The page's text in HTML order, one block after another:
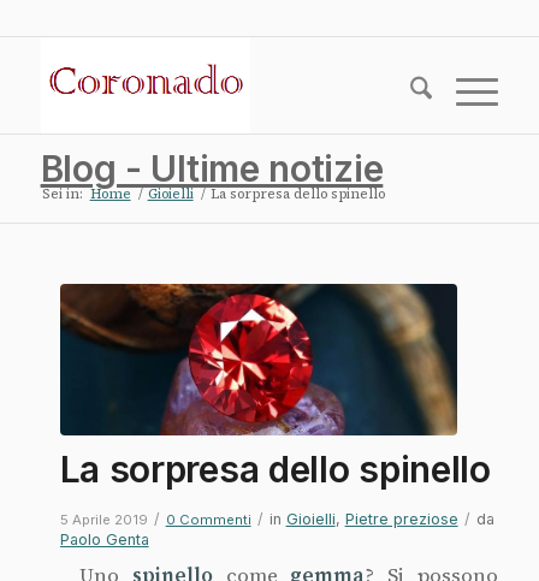
Blog - Ultime notizie
Sei in: Home / Gioielli / La sorpresa dello spinello
La sorpresa dello spinello
5 Aprile 2019 / 0 Commenti / in Gioielli, Pietre preziose / da
Paolo Genta
Uno spinellocome gemma? Si possono